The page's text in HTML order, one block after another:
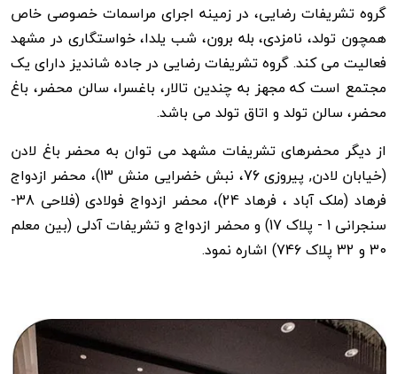
گروه تشریفات رضایی، در زمینه اجرای مراسمات خصوصی خاص
همچون تولد، نامزدی، بله برون، شب یلدا، خواستگاری در مشهد
فعالیت می کند. گروه تشریفات رضایی در جاده شاندیز دارای یک
مجتمع است که مجهز به چندین تالار، باغسرا، سالن محضر، باغ
محضر، سالن تولد و اتاق تولد می باشد.
از دیگر محضرهای تشریفات مشهد می توان به محضر باغ لادن
(خیابان لادن, پیروزی 76، نبش خضرایی منش 13)، محضر ازدواج
فرهاد (ملک آباد ، فرهاد 24)، محضر ازدواج فولادی (فلاحی 38-
سنجرانی 1 - پلاک 17) و محضر ازدواج و تشریفات آدلی (بین معلم
30 و 32 پلاک 746) اشاره نمود.